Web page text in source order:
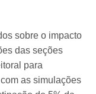
sobre o impacto
das seções
para
as simulações